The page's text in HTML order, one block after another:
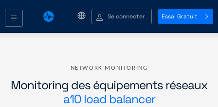
Se connecter Essai Gratuit
NETWORK MONITORING
Monitoring des équipements réseaux
a10 load balancer